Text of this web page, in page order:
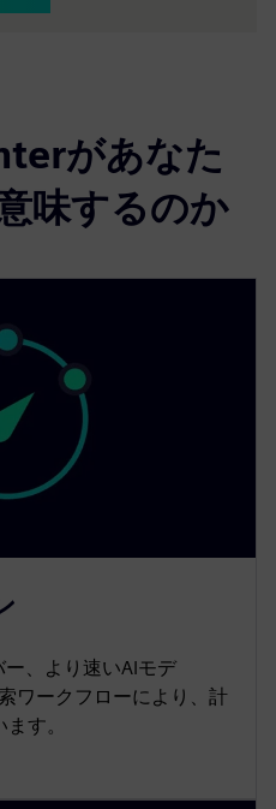
があなた
味するのか
ー、より速いAIモデ
ワークフローにより、計
す。